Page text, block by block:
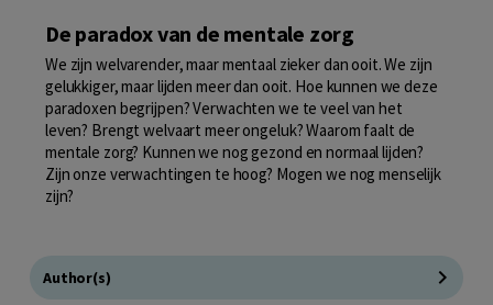
De paradox van de mentale zorg
We zijn welvarender, maar mentaal zieker dan ooit. We zijn
gelukkiger, maar lijden meer dan ooit. Hoe kunnen we deze
paradoxen begrijpen? Verwachten we te veel van het
leven? Brengt welvaart meer ongeluk? Waarom faalt de
mentale zorg? Kunnen we nog gezond en normaal lijden?
Zijn onze verwachtingen te hoog? Mogen we nog menselijk
zijn?
Author(s)